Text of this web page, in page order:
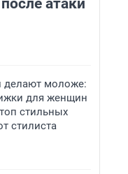
атаки
делают моложе:
для женщин
стильных
стилиста